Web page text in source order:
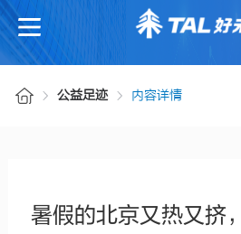
公益足迹 内容详情
暑假的北京又热又挤